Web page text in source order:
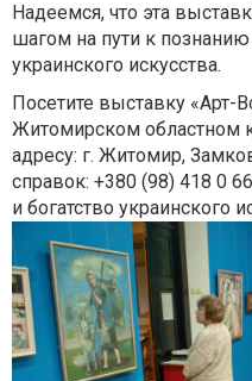
Надеемся, что эта
шагом на пути к
украинского искусства.
Посетите выставку
Житомирском областном
адресу: г. Житомир,
справок: +380 (98) 418 0
и богатство украинского